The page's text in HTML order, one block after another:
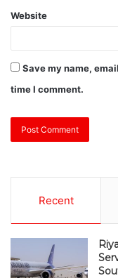
Website
Save my name,
time I comment.
Recent